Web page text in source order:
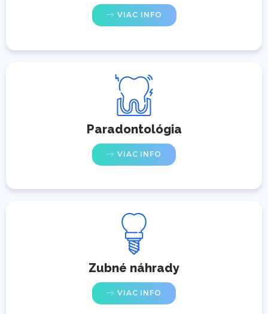
VIAC INFO
Paradontológia
VIAC INFO
Zubné náhrady
VIAC INFO